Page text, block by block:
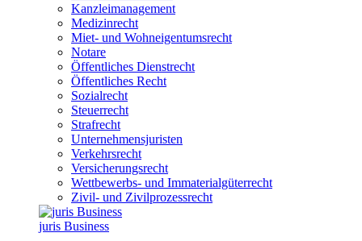
Kanzleimanagement
Medizinrecht
Miet- und Wohneigentumsrecht
Notare
Öffentliches Dienstrecht
Öffentliches Recht
Sozialrecht
Steuerrecht
Strafrecht
Unternehmensjuristen
Verkehrsrecht
Versicherungsrecht
Wettbewerbs- und Immaterialgüterrecht
Zivil- und Zivilprozessrecht
juris Business